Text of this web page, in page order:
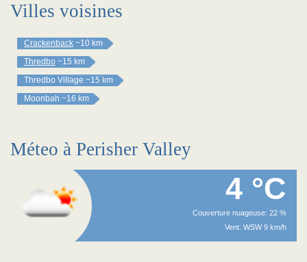
Villes voisines
Crackenback ~10 km
Thredbo ~15 km
Thredbo Village ~15 km
Moonbah ~16 km
Méteo à Perisher Valley
4 °C
Couverture nuageuse: 22 %
Vent: WSW 9 km/h